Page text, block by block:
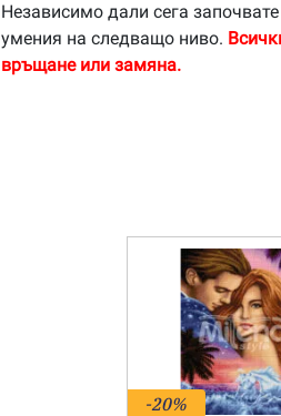
Независимо дали сега
умения на следващо ниво.
връщане или замяна.
-20%